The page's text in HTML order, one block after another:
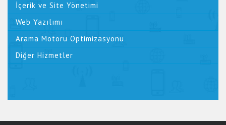
İçerik ve Site Yönetimi
Web Yazılımı
Arama Motoru Optimizasyonu
Diğer Hizmetler